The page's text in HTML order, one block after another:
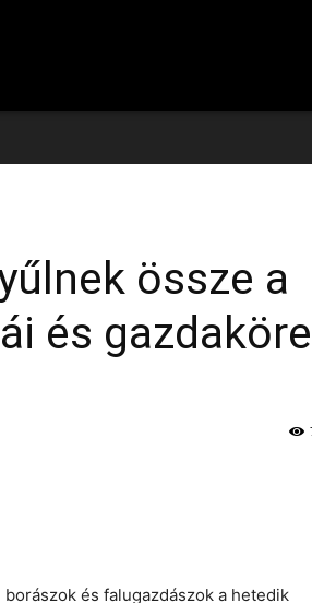
össze a
és
és falugazdászok a hetedik